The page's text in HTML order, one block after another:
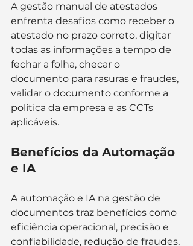
A gestão manual de atestados
enfrenta desafios como receber o
atestado no prazo correto, digitar
todas as informações a tempo de
fechar a folha, checar o
documento para rasuras e fraudes,
validar o documento conforme a
política da empresa e as CCTs
aplicáveis​​.
Benefícios da Automação
e IA
A automação e IA na gestão de
documentos traz benefícios como
eficiência operacional, precisão e
confiabilidade, redução de fraudes,